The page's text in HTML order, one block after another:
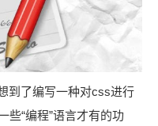
到了编写一种对css进行
些“编程”语言才有的功